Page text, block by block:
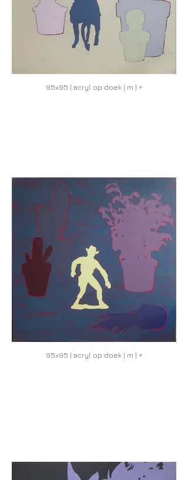
95x95 | acryl op doek | m | +
95x95 | acryl op doek | m | +